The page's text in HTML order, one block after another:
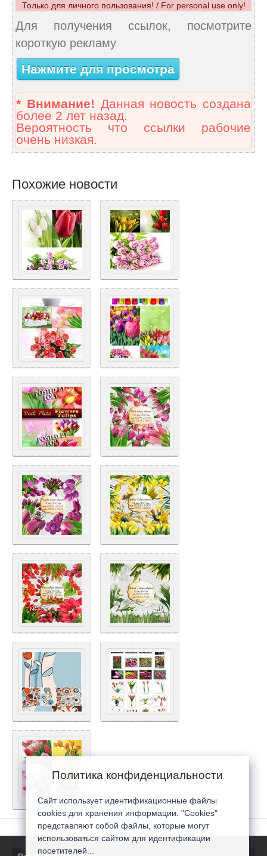
Только для личного пользования! / For personal use only!
Для получения ссылок, посмотрите
короткую рекламу
Нажмите для просмотра
* Внимание! Данная новость создана
более 2 лет назад.
Вероятность что ссылки рабочие
очень низкая.
Похожие новости
Политика конфиденциальности
Сайт использует идентификационные файлы
cookies для хранения информации. "Cookies"
представляют собой файлы, которые могут
использоваться сайтом для идентификации
посетителей...